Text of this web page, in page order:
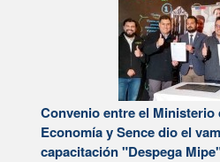
Convenio entre el Ministerio
Economía y Sence dio el
capacitación "Despega